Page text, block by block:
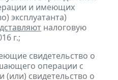
и имеющих
эксплуатанта)
налоговую
г.;
свидетельство о
операции с
свидетельство о